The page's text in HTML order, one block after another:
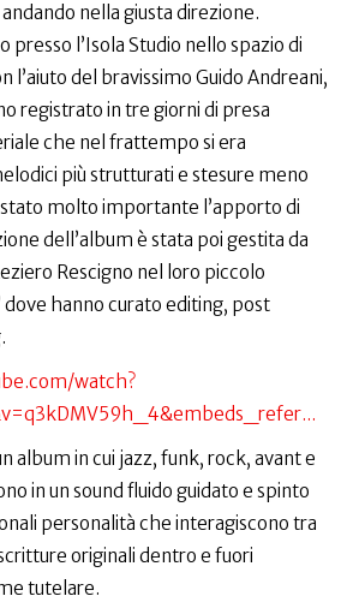
nella giusta direzione.
presso l’Isola Studio nello spazio di
l’aiuto del bravissimo Guido Andreani,
registrato in tre giorni di presa
che nel frattempo si era
più strutturati e stesure meno
stato molto importante l’apporto di
dell’album è stata poi gestita da
Rescigno nel loro piccolo
dove hanno curato editing, post
watch?
album in cui jazz, funk, rock, avant e
in un sound fluido guidato e spinto
personalità che interagiscono tra
originali dentro e fuori
tutelare.